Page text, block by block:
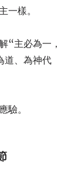
一樣。
“主必為一，
道、為神代
驗。
章8節